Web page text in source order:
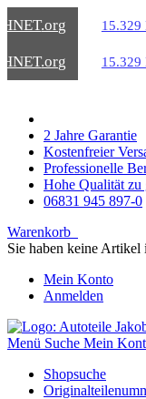
.org 15.329
.org 15.329
2 Jahre Garantie
Kostenfreier
Professionelle
Hohe Qualität zu
06831 945 897-0
Warenkorb
Sie haben keine Artikel
Mein Konto
Anmelden
Menü Suche Mein
Shopsuche